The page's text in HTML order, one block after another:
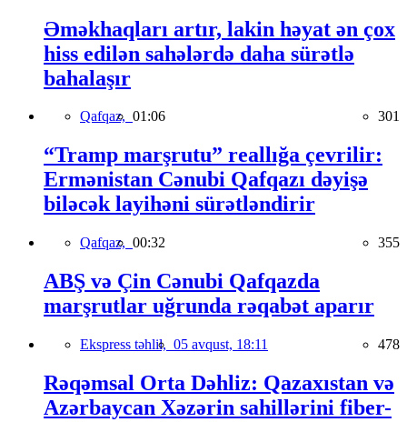
Əməkhaqları artır, lakin həyat ən çox
hiss edilən sahələrdə daha sürətlə
bahalaşır
Qafqaz, 01:06 301
“Tramp marşrutu” reallığa çevrilir:
Ermənistan Cənubi Qafqazı dəyişə
biləcək layihəni sürətləndirir
Qafqaz, 00:32 355
ABŞ və Çin Cənubi Qafqazda
marşrutlar uğrunda rəqabət aparır
Ekspress təhlil, 05 avqust, 18:11 478
Rəqəmsal Orta Dəhliz: Qazaxıstan və
Azərbaycan Xəzərin sahillərini fiber-